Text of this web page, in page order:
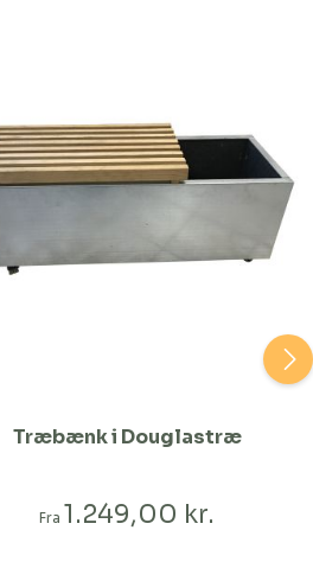
Træbænk i Douglastræ
Fra 1.249,00 kr.